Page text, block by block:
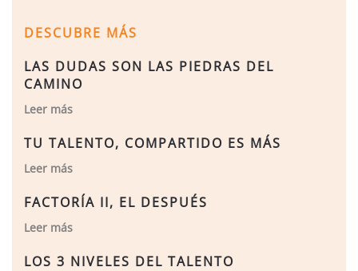
DESCUBRE MÁS
LAS DUDAS SON LAS PIEDRAS DEL
CAMINO
Leer más
TU TALENTO, COMPARTIDO ES MÁS
Leer más
FACTORÍA II, EL DESPUÉS
Leer más
LOS 3 NIVELES DEL TALENTO